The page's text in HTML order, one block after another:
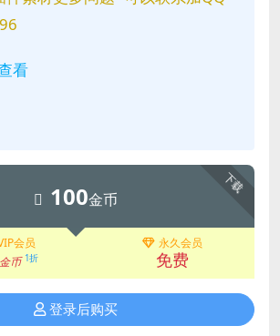
看
下载
100金币
会员
金币 1折
永久会员
免费
登录后购买